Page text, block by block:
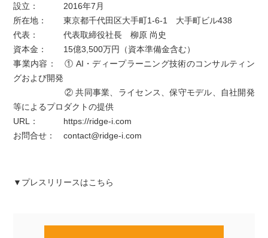
設立： 2016年7月
所在地：東京都千代田区大手町1-6-1 大手町ビル438
代表：代表取締役社長 柳原 尚史
資本金： 15億3,500万円（資本準備金含む）
事業内容：① AI・ディープラーニング技術のコンサルティン
グおよび開発
② 共同事業、ライセンス、保守モデル、自社開発
等によるプロダクトの提供
URL： https://ridge-i.com
お問合せ：contact@ridge-i.com
▼プレスリリースはこちら